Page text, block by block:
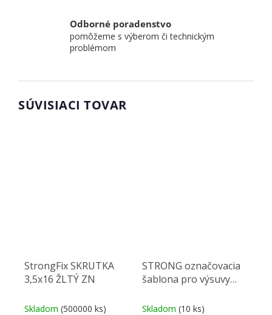
Odborné poradenstvo
pomôžeme s výberom či technickým
problémom
SÚVISIACI TOVAR
StrongFix SKRUTKA
3,5x16 ŽLTÝ ZN
Skladom (500000 ks)
STRONG označovacia
šablona pro výsuvy
Skladom (10 ks)